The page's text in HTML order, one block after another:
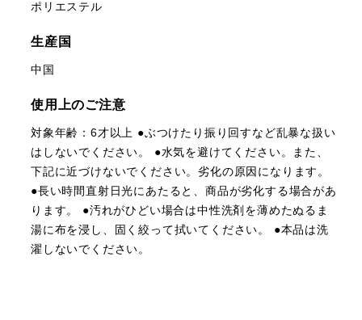
ポリエステル
生産国
中国
使用上のご注意
対象年齢：6才以上 ●ぶつけたり振り回すなど乱暴な扱い
はしないでください。 ●水気を避けてください。また、
下記に近づけないでください。劣化の原因になります。
●長い時間直射日光にあたると、商品が劣化する場合があ
ります。 ●汚れがひどい場合は中性洗剤を薄めたぬるま
湯に布を浸し、固く絞って拭いてください。 ●本品は洗
濯しないでください。